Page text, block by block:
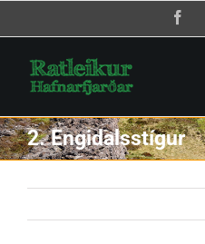
to
content
2. Engidalsstígur